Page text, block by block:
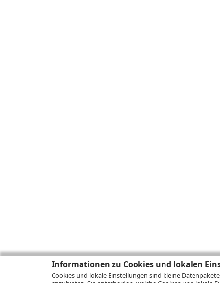
Informationen zu Cookies und lokalen
Cookies und lokale Einstellungen sind kleine